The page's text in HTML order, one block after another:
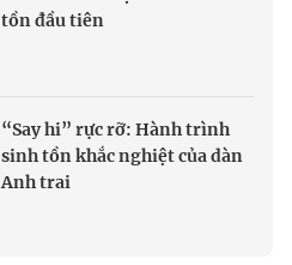
tồn đầu tiên
“Say hi” rực rỡ: Hành trình
sinh tồn khắc nghiệt của dàn
Anh trai